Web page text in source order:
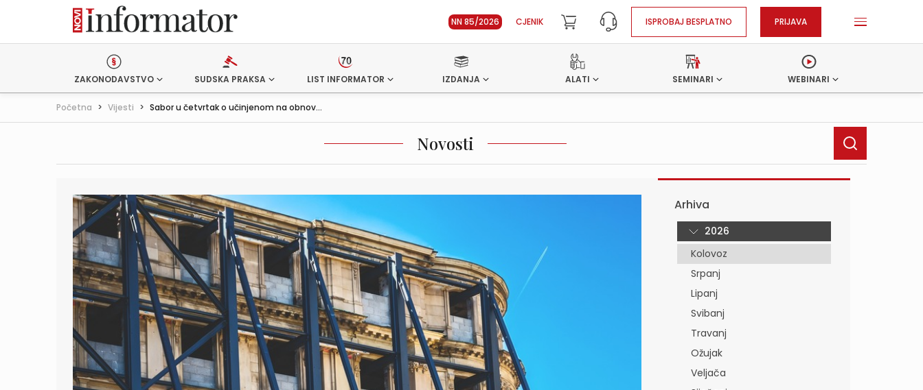
NN 85/2026 CJENIK ISPROBAJ BESPLATNO PRIJAVA
ZAKONODAVSTVO SUDSKA PRAKSA LIST INFORMATOR IZDANJA ALATI SEMINARI WEBINARI
Početna > Vijesti > Sabor u četvrtak o učinjenom na obnov...
Novosti
Arhiva
2026
Kolovoz
Srpanj
Lipanj
Svibanj
Travanj
Ožujak
Veljača